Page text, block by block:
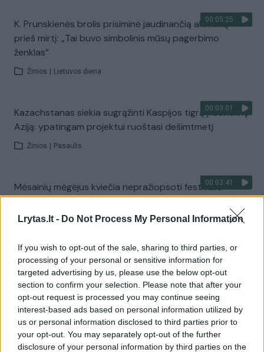
Lrytas.lt - Do Not Process My Personal Information
If you wish to opt-out of the sale, sharing to third parties, or
processing of your personal or sensitive information for
targeted advertising by us, please use the below opt-out
section to confirm your selection. Please note that after your
opt-out request is processed you may continue seeing
interest-based ads based on personal information utilized by
us or personal information disclosed to third parties prior to
your opt-out. You may separately opt-out of the further
disclosure of your personal information by third parties on the
00:05:25
K. Prunskienės brolis prisiminė jaudinančią akimirką
prieš mirtį: „Tai buvo simbolinis mūsų pagerbimo
ženklas“
Žinios Lietuvos diena
00:03:01
Kazachstanas siekia sugrąžinti Kaspijos tigrą į Centrinę
Aziją: ypatingam projektui ruoštasi dešimtmetį
Žinios Pasaulis
00:03:41
Mėsainių mėgėjus kviečia nepražiopsoti festivalio
Vilniuje: atskleidė populiariausią paruošimo būdą
Žinios | Lietuvos diena
Visi įrašai
Žiūrimiausi įrašai